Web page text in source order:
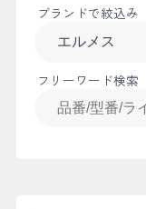
ブランドで絞込み
フリーワード検索